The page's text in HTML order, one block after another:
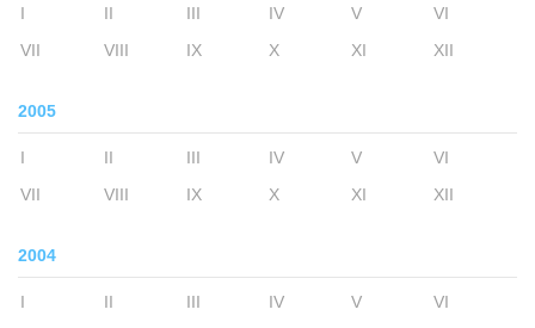
I II III IV V
VI
VII
VIII IX X XI XII
2005
I II III IV V
VI
VII
VIII IX X XI XII
2004
I II III IV V
VI